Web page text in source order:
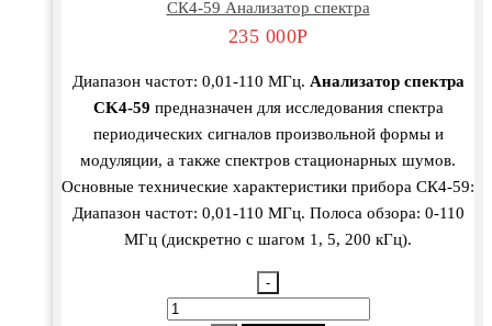
СК4-59 Анализатор спектра
235 000Р
Диапазон частот: 0,01-110 МГц. Анализатор спектра
СK4-59 предназначен для исследования спектра
периодических сигналов произвольной формы и
модуляции, а также спектров стационарных шумов.
Основные технические характеристики прибора СК4-59:
Диапазон частот: 0,01-110 МГц. Полоса обзора: 0-110
МГц (дискретно с шагом 1, 5, 200 кГц).
-
Количество